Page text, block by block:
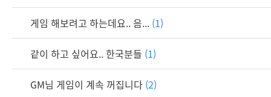
게임 해보려고 하는데요.. 음... (1)
같이 하고 싶어요.. 한국분들 (1)
GM님 게임이 계속 꺼집니다 (2)